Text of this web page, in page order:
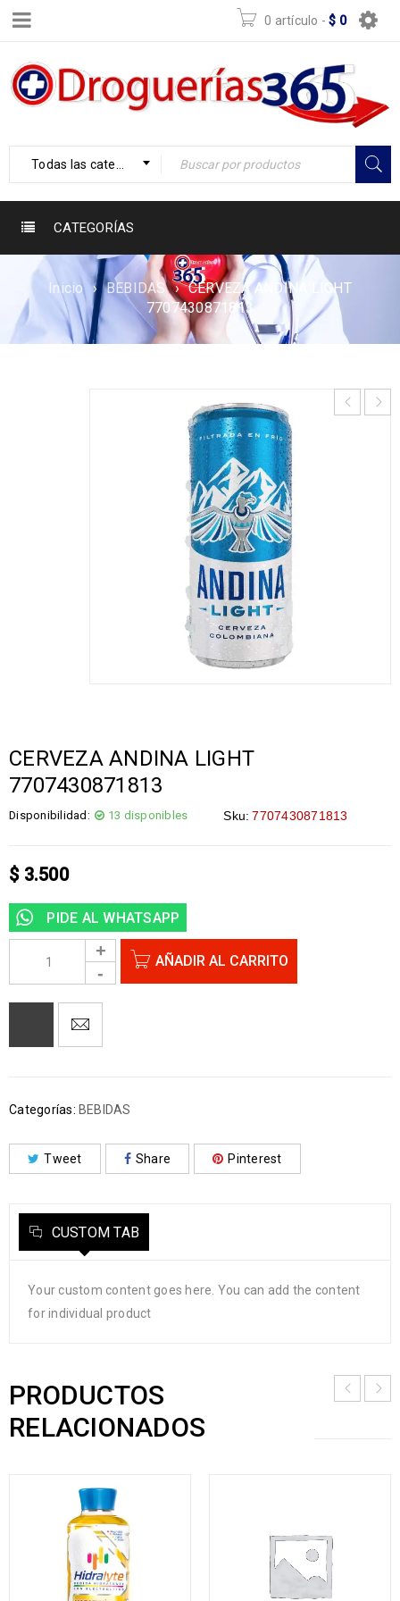
0 artículo - $ 0
Todas las categorías
CATEGORÍAS
Inicio › BEBIDAS › CERVEZA ANDINA LIGHT
7707430871813
CERVEZA ANDINA LIGHT
7707430871813
Disponibilidad: 13 disponibles Sku: 7707430871813
$3.500
PIDE AL WHATSAPP
AÑADIR AL CARRITO
Categorías: BEBIDAS
Tweet Share Pinterest
CUSTOM TAB
Your custom content goes here. You can add the content
for individual product
PRODUCTOS
RELACIONADOS